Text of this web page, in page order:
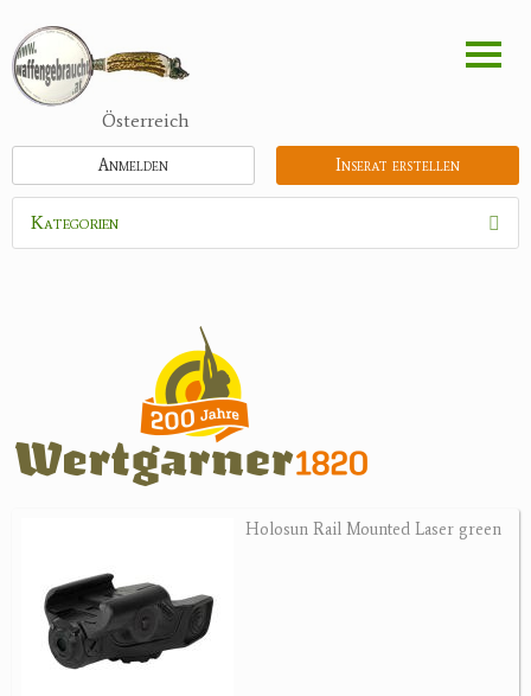
zum
Inhalt
Österreich
Inserat erstellen
Anmelden
Kategorien
Zubehör
Jagdreviere
Bücher, Videos
Holosun Rail Mounted Laser green